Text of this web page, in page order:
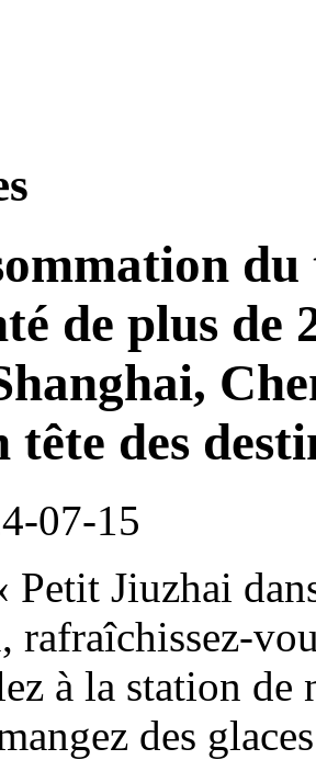
de plus
tête des
07-15
Petit Jiuzhai
rafraîchissez-
à la station
des